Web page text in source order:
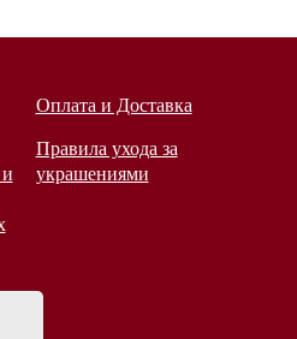
Оплата и Доставка
Правила ухода за
украшениями